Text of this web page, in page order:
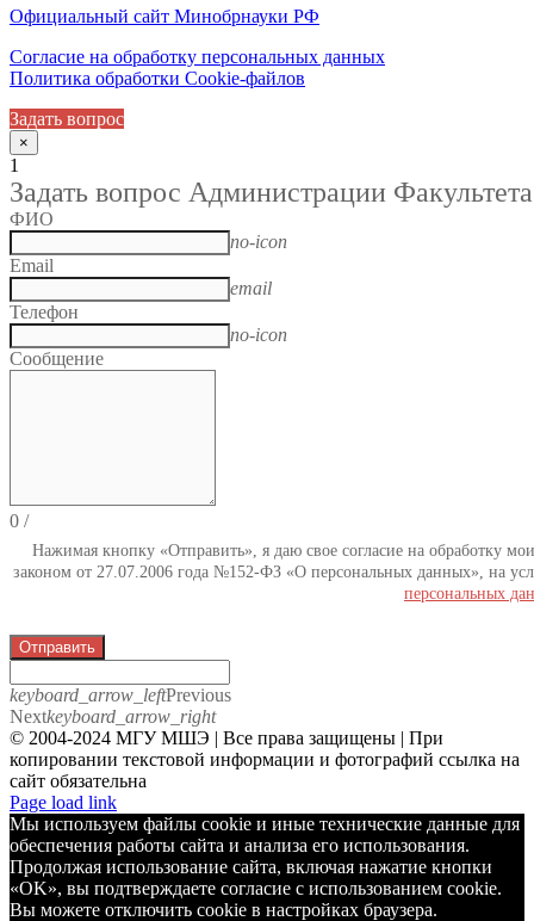
Официальный сайт Минобрнауки РФ
Согласие на обработку персональных данных
Политика обработки Cookie-файлов
Задать вопрос
×
1
Задать вопрос Администрации Факультета
ФИО
no-icon
Email
email
Телефон
no-icon
Сообщение
0 /
Нажимая кнопку «Отправить», я даю свое согласие на обработку
законом от 27.07.2006 года №152-ФЗ «О персональных данных», на
персональных
Отправить
keyboard_arrow_leftPrevious
Nextkeyboard_arrow_right
© 2004-2024 МГУ МШЭ | Все права защищены | При
копировании текстовой информации и фотографий ссылка на
сайт обязательна
Telegram
Page load link
Мы используем файлы cookie и иные технические данные для
обеспечения работы сайта и анализа его использования.
Продолжая использование сайта, включая нажатие кнопки
«OK», вы подтверждаете согласие с использованием cookie.
Вы можете отключить cookie в настройках браузера.